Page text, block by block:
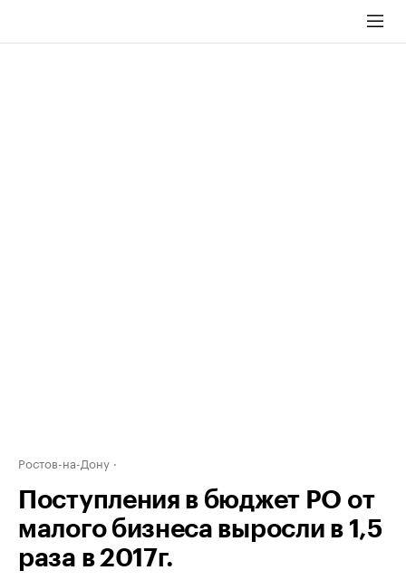
Ростов-на-Дону
Поступления в бюджет РО от
малого бизнеса выросли в 1,5
раза в 2017г.